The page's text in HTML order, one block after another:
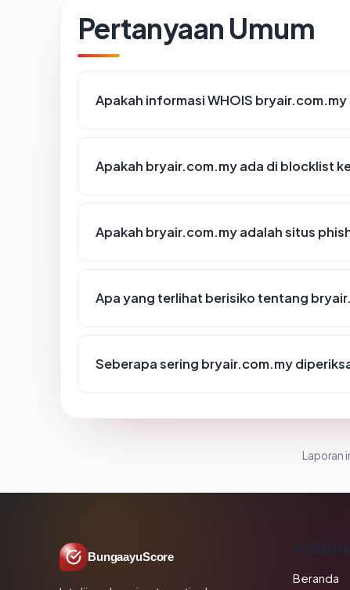
Pertanyaan Umum
Apakah informasi WHOIS
Apakah bryair.com.my ada di blocklist
Apakah bryair.com.my adalah situs
Apa yang terlihat berisiko tentang
Seberapa sering bryair.com.my
Laporan
BungaayuScore
Beranda